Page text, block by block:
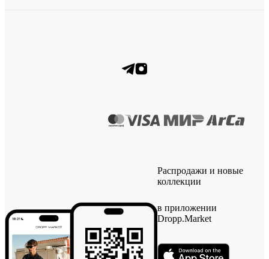
Распродажи и новые
коллекции
в приложении
Dropp.Market